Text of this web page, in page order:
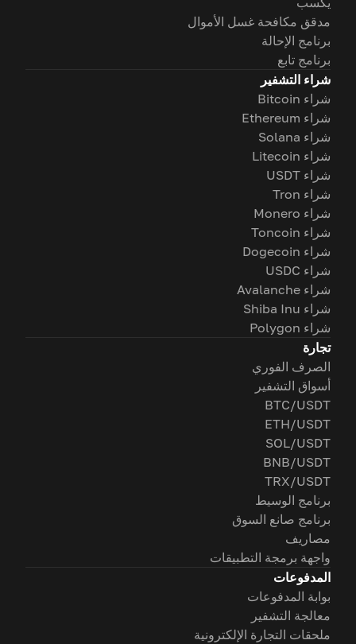
مدقق مكافحة غسل الأموال
برنامج الإحالة
برنامج تابع
شراء التشفير
شراء Bitcoin
شراء Ethereum
شراء Solana
شراء Litecoin
شراء USDT
شراء Tron
شراء Monero
شراء Toncoin
شراء Dogecoin
شراء USDC
شراء Avalanche
شراء Shiba Inu
شراء Polygon
تجارة
الصرف الفوري
أسواق التشفير
BTC/USDT
ETH/USDT
SOL/USDT
BNB/USDT
TRX/USDT
برنامج الوسيط
برنامج صانع السوق
مصاريف
واجهة برمجة التطبيقات
المدفوعات
بوابة المدفوعات
معالجة التشفير
ملحقات التجارة الإلكترونية